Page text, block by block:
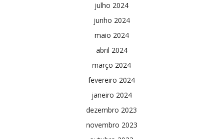
julho 2024
junho 2024
maio 2024
abril 2024
março 2024
fevereiro 2024
janeiro 2024
dezembro 2023
novembro 2023